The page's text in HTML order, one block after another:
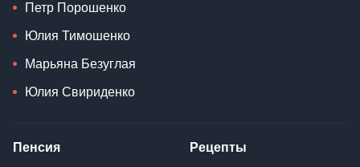
Петр Порошенко
Юлия Тимошенко
Марьяна Безуглая
Юлия Свириденко
Пенсия Рецепты